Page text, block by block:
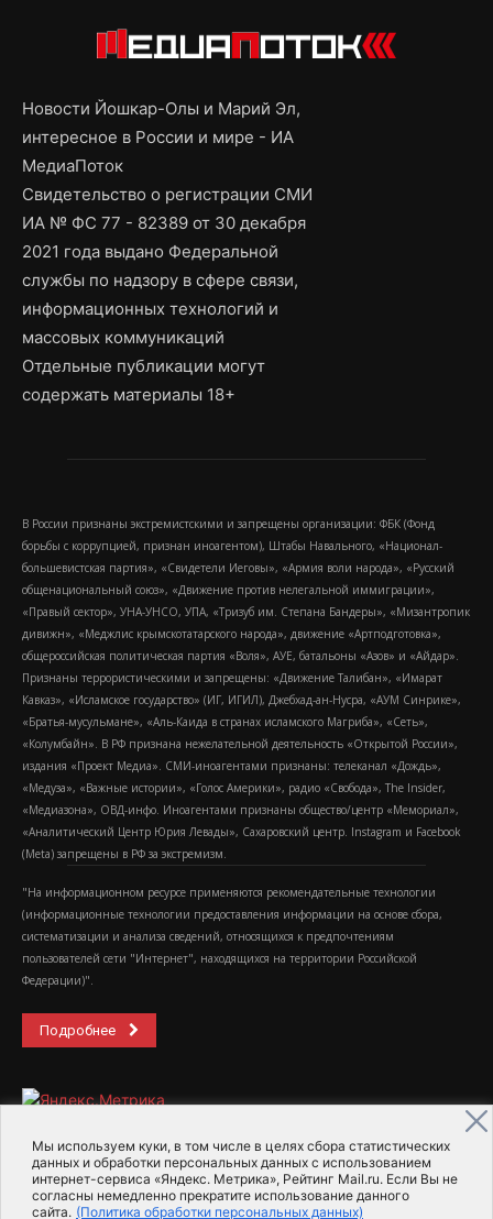
Мы используем куки, в том числе в целях сбора статистических
данных и обработки персональных данных с использованием
интернет-сервиса «Яндекс. Метрика», Рейтинг Mail.ru. Если Вы не
согласны немедленно прекратите использование данного
сайта. (Политика обработки персональных данных)
Новости Йошкар-Олы и Марий Эл,
интересное в России и мире - ИА
МедиаПоток
Свидетельство о регистрации СМИ
ИА № ФС 77 - 82389 от 30 декабря
2021 года выдано Федеральной
службы по надзору в сфере связи,
информационных технологий и
массовых коммуникаций
Отдельные публикации могут
содержать материалы 18+
В России признаны экстремистскими и запрещены организации: ФБК (Фонд
борьбы с коррупцией, признан иноагентом), Штабы Навального, «Национал-
большевистская партия», «Свидетели Иеговы», «Армия воли народа», «Русский
общенациональный союз», «Движение против нелегальной иммиграции»,
«Правый сектор», УНА-УНСО, УПА, «Тризуб им. Степана Бандеры», «Мизантропик
дивижн», «Меджлис крымскотатарского народа», движение «Артподготовка»,
общероссийская политическая партия «Воля», АУЕ, батальоны «Азов» и «Айдар».
Признаны террористическими и запрещены: «Движение Талибан», «Имарат
Кавказ», «Исламское государство» (ИГ, ИГИЛ), Джебхад-ан-Нусра, «АУМ Синрике»,
«Братья-мусульмане», «Аль-Каида в странах исламского Магриба», «Сеть»,
«Колумбайн». В РФ признана нежелательной деятельность «Открытой России»,
издания «Проект Медиа». СМИ-иноагентами признаны: телеканал «Дождь»,
«Медуза», «Важные истории», «Голос Америки», радио «Свобода», The Insider,
«Медиазона», ОВД-инфо. Иноагентами признаны общество/центр «Мемориал»,
«Аналитический Центр Юрия Левады», Сахаровский центр. Instagram и Facebook
(Metа) запрещены в РФ за экстремизм.
"На информационном ресурсе применяются рекомендательные технологии
(информационные технологии предоставления информации на основе сбора,
систематизации и анализа сведений, относящихся к предпочтениям
пользователей сети "Интернет", находящихся на территории Российской
Федерации)".
Подробнее
2015-2026- Информационное агентство МедиаПоток